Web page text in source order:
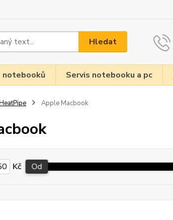
Hledat
notebooků Servis notebooku a pc
Apple Macbook
Kč Od